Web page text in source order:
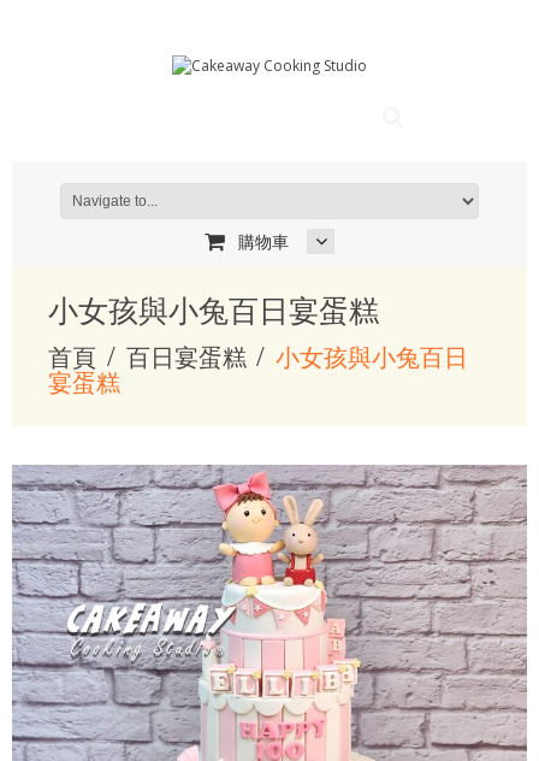
購物車
小女孩與小兔百日宴蛋糕
首頁 百日宴蛋糕 小女孩與小兔百日
宴蛋糕